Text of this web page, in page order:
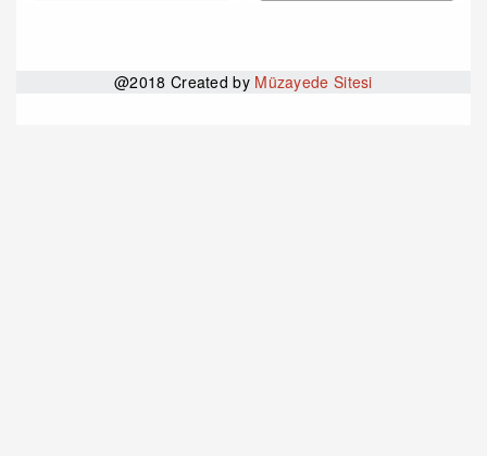
@2018 Created by Müzayede Sitesi